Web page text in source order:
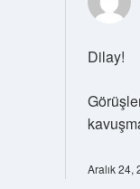
Dilay!
Aralık 24,